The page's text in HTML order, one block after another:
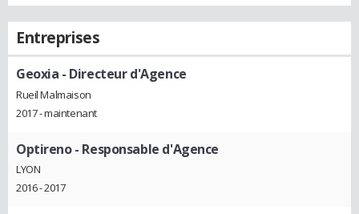
Entreprises
Geoxia - Directeur d'Agence
Rueil Malmaison
2017 - maintenant
Optireno- Responsable d'Agence
LYON
2016 - 2017